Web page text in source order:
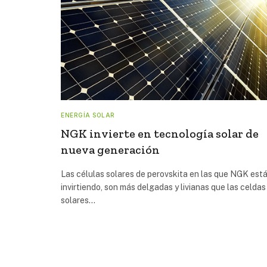
ENERGÍA SOLAR
NGK invierte en tecnología solar de
nueva generación
Las células solares de perovskita en las que NGK está
invirtiendo, son más delgadas y livianas que las celdas
solares…